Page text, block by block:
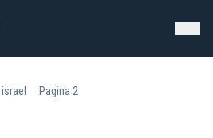
israel Pagina 2